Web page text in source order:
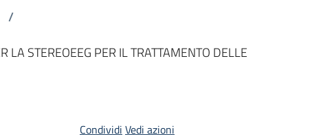
/
LA STEREOEEG PER IL TRATTAMENTO DELLE
Condividi Vedi azioni